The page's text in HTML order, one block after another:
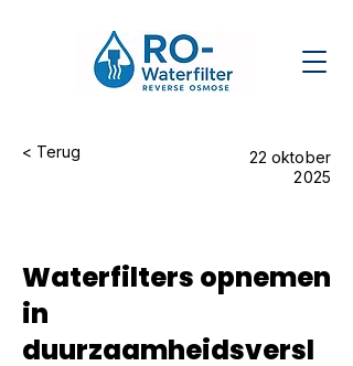
< Terug
22 oktober
2025
Waterfilters opnemen
in
duurzaamheidsversl